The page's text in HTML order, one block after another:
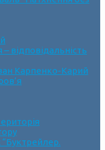
відповідальність
Карпенко-Карий
“Буктрейлер.